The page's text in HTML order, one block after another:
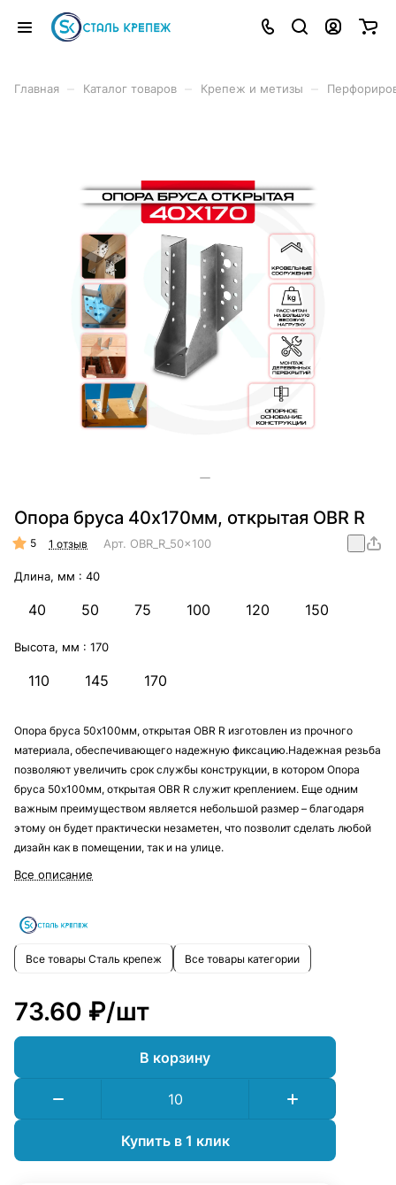
Главная Каталог товаров Крепеж и метизы
Опора бруса 40х170мм, открытая OBR R
5 1 отзыв Арт. OBR_R_50x100
Длина, мм : 40
40 50 75 100 120 150
Высота, мм : 170
110 145 170
Опора бруса 50х100мм, открытая OBR R изготовлен из прочного
материала, обеспечивающего надежную фиксацию.Надежная резьба
позволяют увеличить срок службы конструкции, в котором Опора
бруса 50х100мм, открытая OBR R служит креплением. Еще одним
важным преимуществом является небольшой размер – благодаря
этому он будет практически незаметен, что позволит сделать любой
дизайн как в помещении, так и на улице.
Все описание
Все товары Сталь крепеж Все товары категории
73.60 ₽/шт
В корзину
Купить в 1 клик